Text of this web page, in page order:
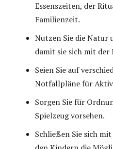
Essenszeiten, der
Familienzeit.
Nutzen Sie die Natur
damit sie sich mit
Seien Sie auf
Notfallpläne für
Sorgen Sie für
Spielzeug vorsehen.
Schließen Sie sich